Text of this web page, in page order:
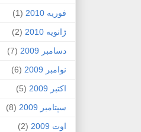
فوریه 2010
(1)
ژانویه 2010
(2)
دسامبر 2009
(7)
نوامبر 2009
(6)
اکتبر 2009
(5)
سپتامبر 2009
(8)
اوت 2009
(2)